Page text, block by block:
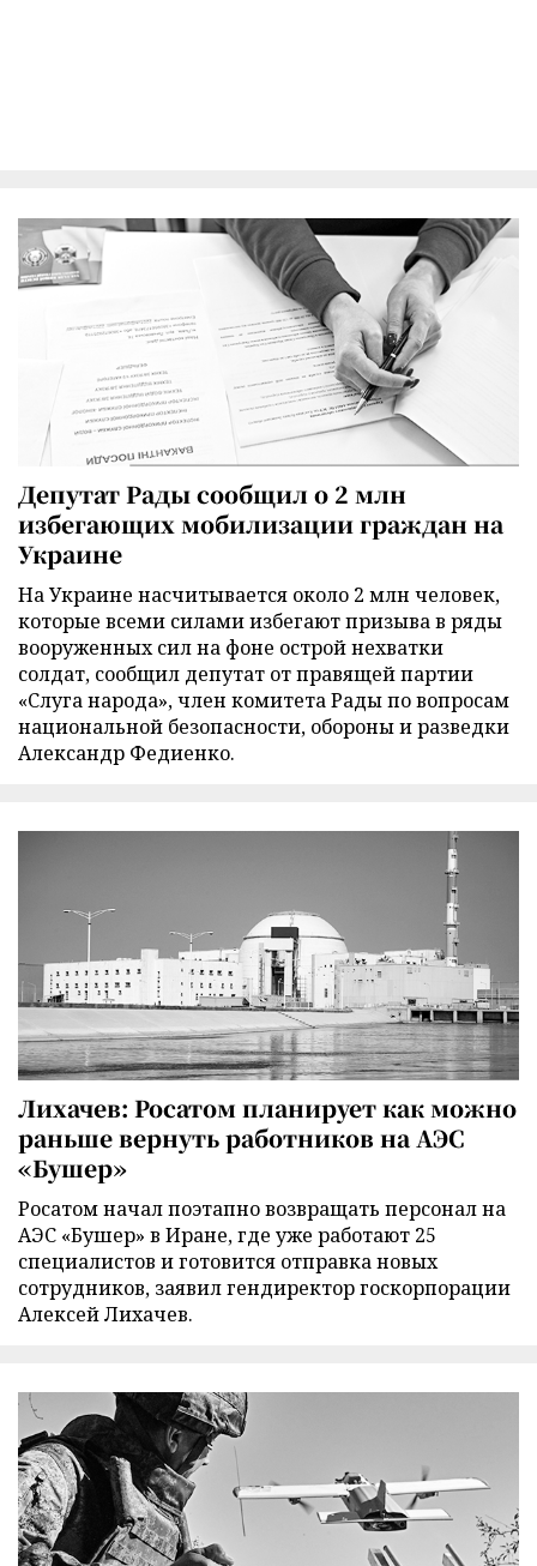
Депутат Рады сообщил о 2 млн
избегающих мобилизации граждан на
Украине
На Украине насчитывается около 2 млн человек,
которые всеми силами избегают призыва в ряды
вооруженных сил на фоне острой нехватки
солдат, сообщил депутат от правящей партии
«Слуга народа», член комитета Рады по вопросам
национальной безопасности, обороны и разведки
Александр Федиенко.
Лихачев: Росатом планирует как можно
раньше вернуть работников на АЭС
«Бушер»
Росатом начал поэтапно возвращать персонал на
АЭС «Бушер» в Иране, где уже работают 25
специалистов и готовится отправка новых
сотрудников, заявил гендиректор госкорпорации
Алексей Лихачев.